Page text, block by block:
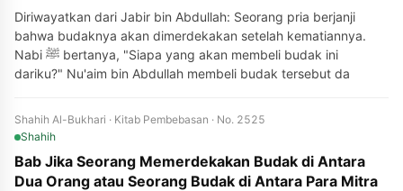
Diriwayatkan dari Jabir bin Abdullah: Seorang pria berjanji
bahwa budaknya akan dimerdekakan setelah kematiannya.
Nabi ﷺ bertanya, "Siapa yang akan membeli budak ini
dariku?" Nu'aim bin Abdullah membeli budak tersebut da
Shahih Al-Bukhari · Kitab Pembebasan · No. 2525
Shahih
Bab Jika Seorang Memerdekakan Budak di Antara
Dua Orang atau Seorang Budak di Antara Para Mitra